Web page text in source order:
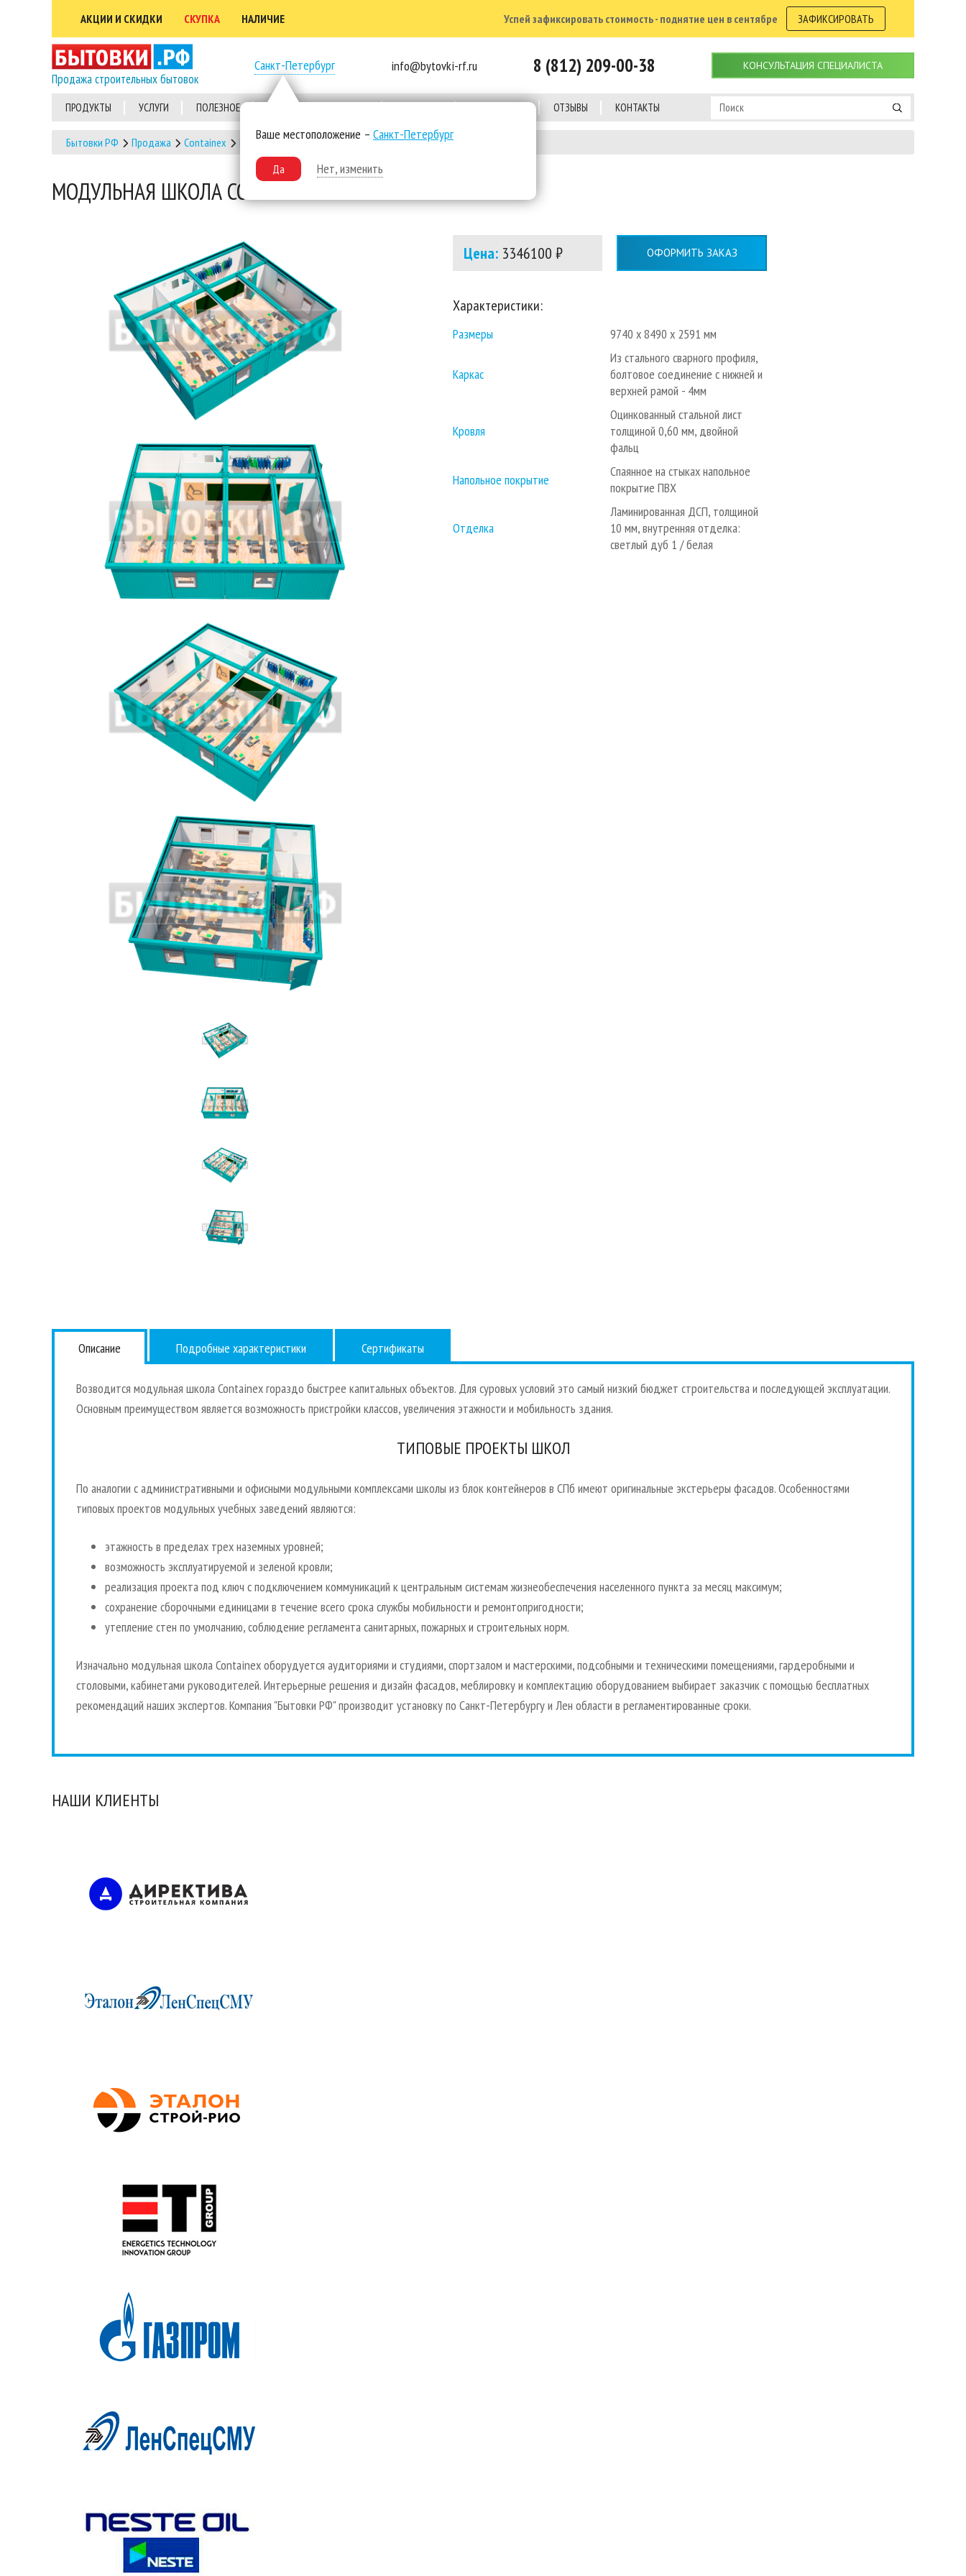
АКЦИИ И СКИДКИ СКУПКА НАЛИЧИЕ Успей зафиксировать стоимость - поднятие цен в сентябре ЗАФИКСИРОВАТЬ
Продажа строительных бытовок
Санкт-Петербург
Ваше местоположение – Санкт-Петербург
Да Нет, изменить
info@bytovki-rf.ru 8 (812) 209-00-38 КОНСУЛЬТАЦИЯ СПЕЦИАЛИСТА
ПРОДУКТЫ УСЛУГИ ПОЛЕЗНОЕ ОТЗЫВЫ КОНТАКТЫ
Бытовки РФ Продажа Containex Модульные здания Модульная школа Containex
МОДУЛЬНАЯ ШКОЛА CONTAINEX
Цена: 3346100 ₽ ОФОРМИТЬ ЗАКАЗ
Характеристики:
Размеры 9740 х 8490 х 2591 мм
Каркас
Из стального сварного профиля,
болтовое соединение с нижней и
верхней рамой - 4мм
Кровля
Оцинкованный стальной лист
толщиной 0,60 мм, двойной
фальц
Напольное покрытие
Спаянное на стыках напольное
покрытие ПВХ
Отделка
Ламинированная ДСП, толщиной
10 мм, внутренняя отделка:
светлый дуб 1 / белая
Описание Подробные характеристики Сертификаты
Возводится модульная школа Containex гораздо быстрее капитальных объектов. Для суровых условий это самый низкий бюджет строительства и последующей эксплуатации.
Основным преимуществом является возможность пристройки классов, увеличения этажности и мобильность здания.
ТИПОВЫЕ ПРОЕКТЫ ШКОЛ
По аналогии с административными и офисными модульными комплексами школы из блок контейнеров в СПб имеют оригинальные экстерьеры фасадов. Особенностями
типовых проектов модульных учебных заведений являются:
этажность в пределах трех наземных уровней;
возможность эксплуатируемой и зеленой кровли;
реализация проекта под ключ с подключением коммуникаций к центральным системам жизнеобеспечения населенного пункта за месяц максимум;
сохранение сборочными единицами в течение всего срока службы мобильности и ремонтопригодности;
утепление стен по умолчанию, соблюдение регламента санитарных, пожарных и строительных норм.
Изначально модульная школа Containex оборудуется аудиториями и студиями, спортзалом и мастерскими, подсобными и техническими помещениями, гардеробными и
столовыми, кабинетами руководителей. Интерьерные решения и дизайн фасадов, меблировку и комплектацию оборудованием выбирает заказчик с помощью бесплатных
рекомендаций наших экспертов. Компания "Бытовки РФ" производит установку по Санкт-Петербургу и Лен области в регламентированные сроки.
НАШИ КЛИЕНТЫ